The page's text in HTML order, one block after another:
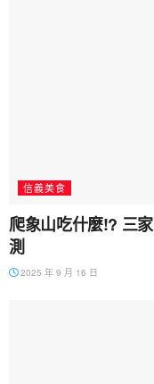
信義美食
爬象山吃什麼!? 三
測
2025 年 9 月 16 日